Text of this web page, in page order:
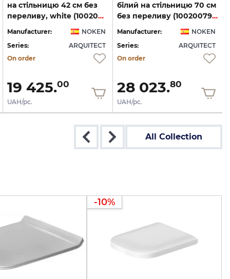
на стільницю 42 см без
переливу, white (100200789)
Manufacturer:
NOKEN
Series:
ARQUITECT
On order
19 425.00
UAH/pc.
білий на стільницю 70 см
без переливу (100200797)
Manufacturer:
NOKEN
Series:
ARQUITECT
On order
28 023.80
UAH/pc.
All Collection
-10%